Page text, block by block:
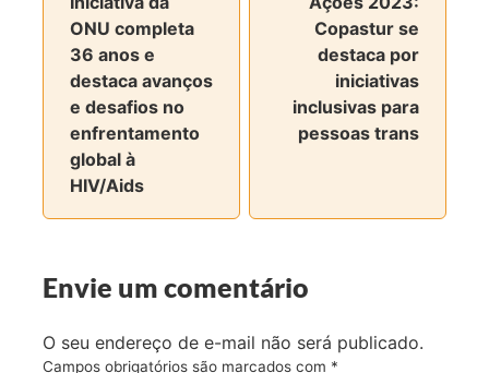
t
i
l
h
a
r
n
o
F
e
o
t
i
l
h
a
r
n
o
T
t
e
t
i
h
a
r
I
t
g
i
h
r
a
m
i
ONU completa
36 anos e
destaca avanços
e desafios no
enfrentamento
global à
HIV/Aids
Copastur se
destaca por
iniciativas
inclusivas para
pessoas trans
Envie um comentário
O seu endereço de e-mail não será publicado.
Campos obrigatórios são marcados com *